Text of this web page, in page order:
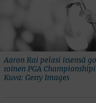
Aaron Rai pelasi itsensä
toinen PGA
Kuva: Getty Images